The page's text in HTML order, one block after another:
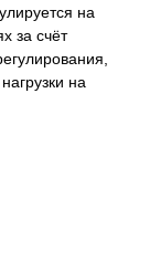
на
за счёт
на